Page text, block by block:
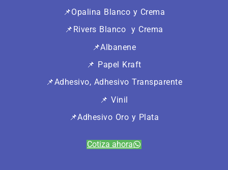
📌Opalina Blanco y Crema
📌Rivers Blanco y Crema
📌Albanene
📌 Papel Kraft
📌Adhesivo, Adhesivo Transparente
📌 Vinil
📌Adhesivo Oro y Plata
Cotiza ahora